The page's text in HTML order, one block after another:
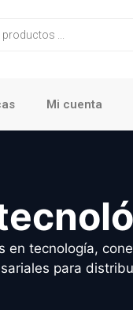
Mi cuenta
en tecnología,
para